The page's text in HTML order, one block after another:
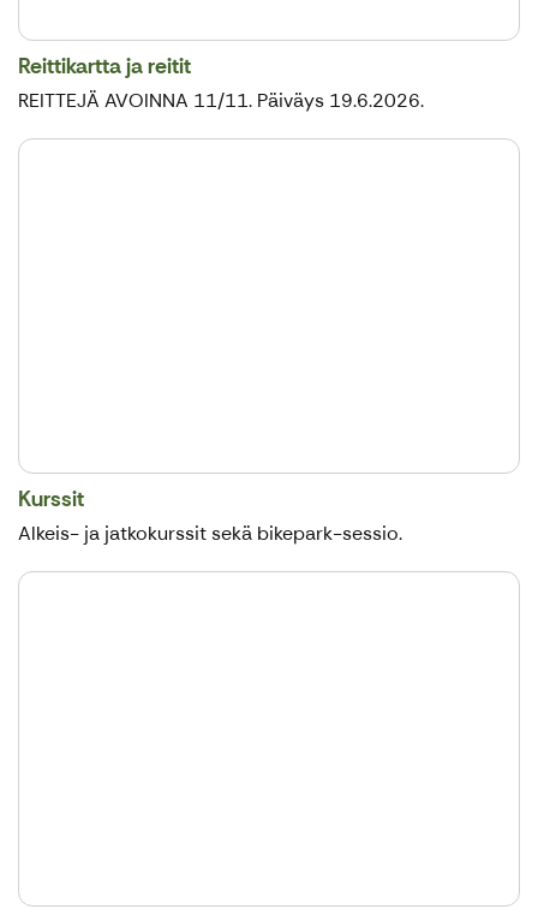
Reittikartta ja reitit
REITTEJÄ AVOINNA 11/11. Päiväys 19.6.2026.
Kurssit
Alkeis- ja jatkokurssit sekä bikepark-sessio.